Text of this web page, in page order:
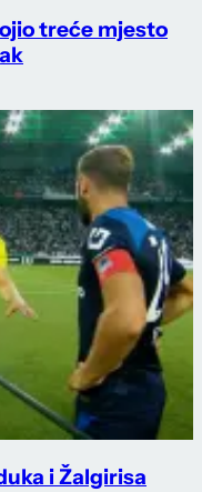
treće mjesto
i Žalgirisa